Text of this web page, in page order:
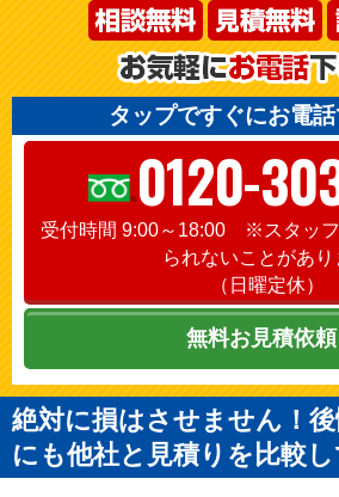
タップですぐにお電
0120-
受付時間 9:00～18:00 ※スタッフ
られないことがあり
（日曜定休）
無料お見積依頼
絶対に損はさせません！
にも他社と見積りを比較し